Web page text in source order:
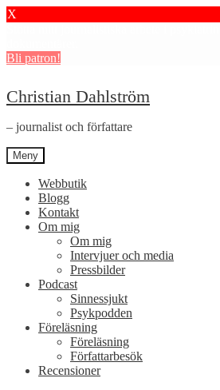
X
Bli patron!
Hoppa
till
navigering
Hoppa
till
innehåll
Christian Dahlström
– journalist och författare
Meny
Webbutik
Blogg
Kontakt
Om mig
Om mig
Intervjuer och media
Pressbilder
Podcast
Sinnessjukt
Psykpodden
Föreläsning
Föreläsning
Författarbesök
Recensioner